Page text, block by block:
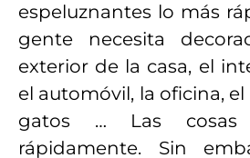
espeluznantes lo más
gente necesita
exterior de la casa, el
el automóvil, la oficina,
gatos … Las cosas
rápidamente. Sin